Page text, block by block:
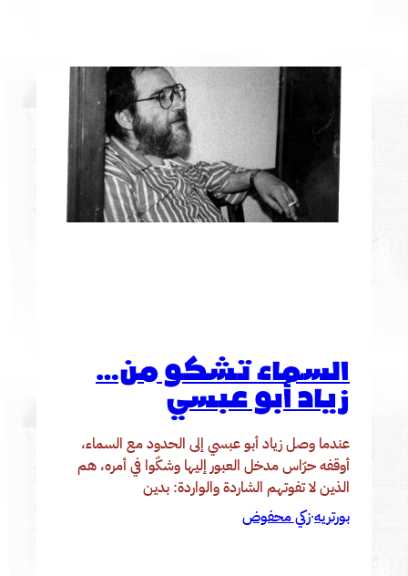
السماء تشكو من…
زياد أبو عبسي
عندما وصل زياد أبو عبسي إلى الحدود مع السماء،
أوقفه حرّاس مدخل العبور إليها وشكّوا في أمره، هم
الذين لا تفوتهم الشاردة والواردة: بدين
بورتريه·زكي محفوض